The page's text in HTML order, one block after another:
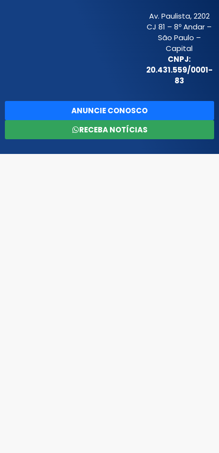
Av. Paulista, 2202
CJ 81 – 8º Andar –
São Paulo –
Capital
CNPJ:
20.431.559/0001-
83
ANUNCIE CONOSCO
RECEBA NOTÍCIAS